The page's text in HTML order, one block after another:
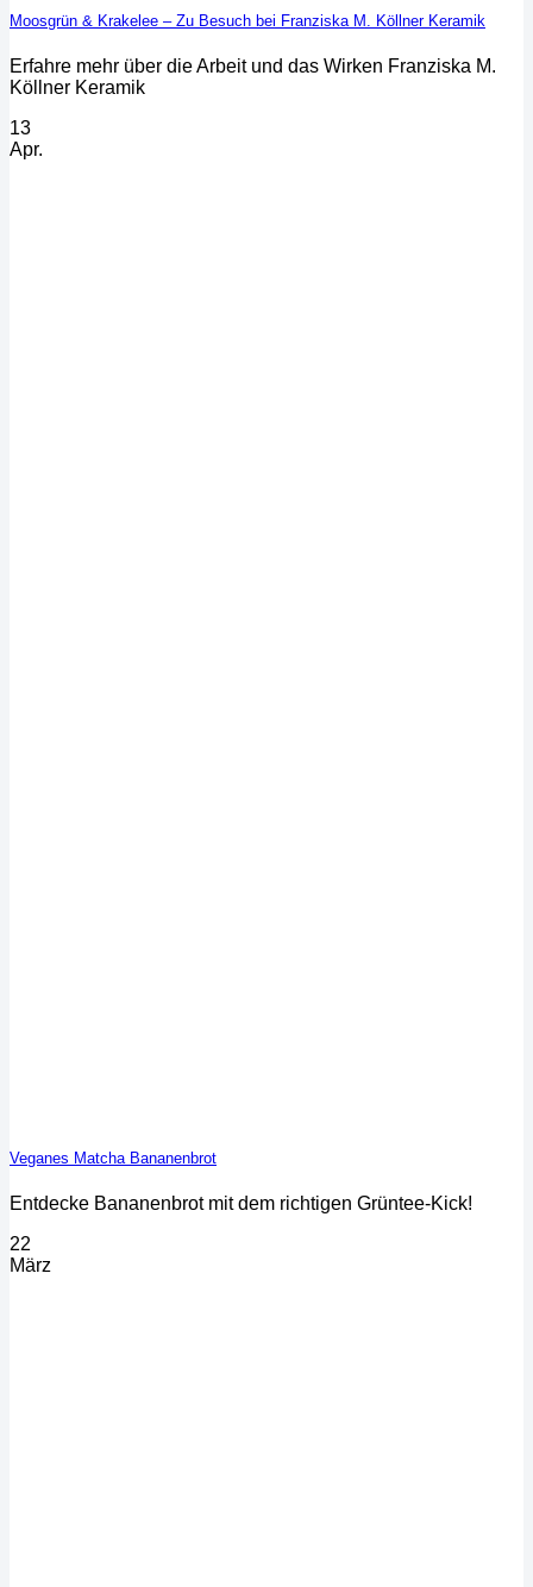
Moosgrün & Krakelee – Zu Besuch bei Franziska M. Köllner Keramik
Erfahre mehr über die Arbeit und das Wirken Franziska M.
Köllner Keramik
13
Apr.
Veganes Matcha Bananenbrot
Entdecke Bananenbrot mit dem richtigen Grüntee-Kick!
22
März